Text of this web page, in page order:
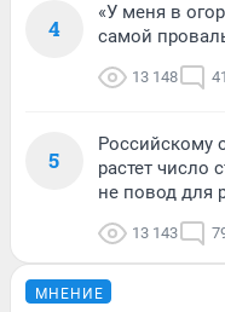
4
«У меня в
самой
13 148 41
5
Российскому
растет число
не повод для
13 143
МНЕНИЕ